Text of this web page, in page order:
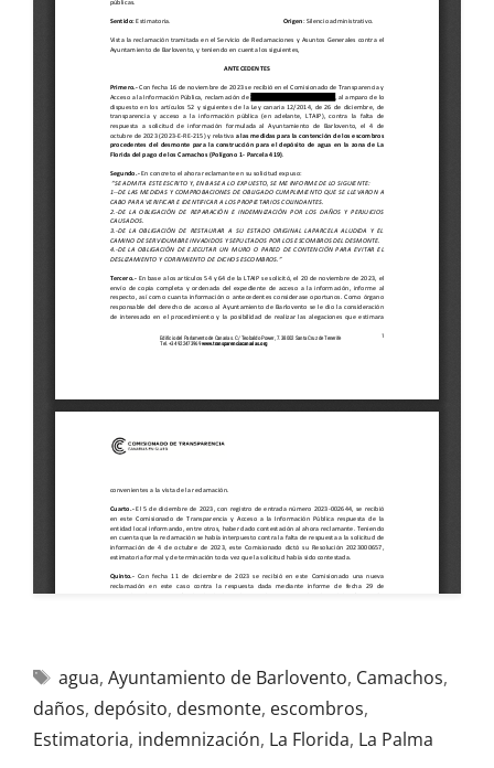
agua, Ayuntamiento de Barlovento, Camachos,
daños, depósito, desmonte, escombros,
Estimatoria, indemnización, La Florida, La Palma